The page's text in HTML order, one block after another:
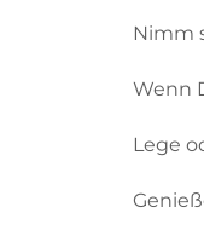
Nimm
Wenn
Lege